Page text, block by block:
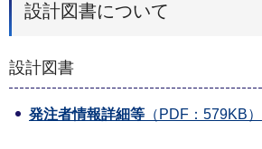
設計図書について
設計図書
発注者情報詳細等 （PDF：579KB）